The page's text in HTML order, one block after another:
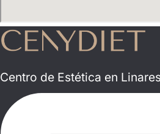
Centro de Estética en